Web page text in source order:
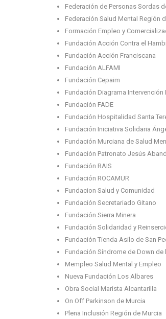
Federación de Personas Sordas
Federación Salud Mental Región
Formación Empleo y
Fundación Acción Contra el
Fundación Acción Franciscana
Fundación ALFAMI
Fundación Cepaim
Fundación Diagrama Intervención
Fundación FADE
Fundación Hospitalidad Santa
Fundación Iniciativa Solidaria
Fundación Murciana de Salud
Fundación Patronato Jesús
Fundación RAIS
Fundación ROCAMUR
Fundacion Salud y Comunidad
Fundación Secretariado Gitano
Fundación Sierra Minera
Fundación Solidaridad y
Fundación Tienda Asilo de San
Fundación Síndrome de Down de
Mempleo Salud Mental y Empleo
Nueva Fundación Los Albares
Obra Social Marista Alcantarilla
On Off Parkinson de Murcia
Plena Inclusión Región de Murcia